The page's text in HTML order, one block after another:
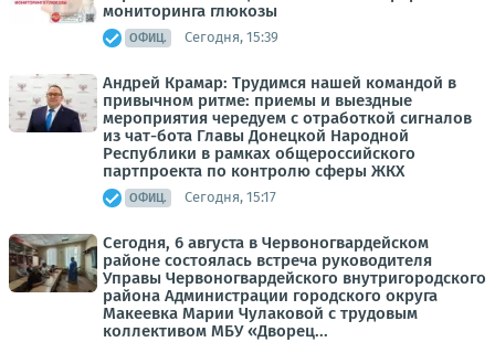
мониторинга глюкозы
ОФИЦ. Сегодня, 15:39
Андрей Крамар: Трудимся нашей командой в
привычном ритме: приемы и выездные
мероприятия чередуем с отработкой сигналов
из чат-бота Главы Донецкой Народной
Республики в рамках общероссийского
партпроекта по контролю сферы ЖКХ
ОФИЦ. Сегодня, 15:17
Сегодня, 6 августа в Червоногвардейском
районе состоялась встреча руководителя
Управы Червоногвардейского внутригородского
района Администрации городского округа
Макеевка Марии Чулаковой с трудовым
коллективом МБУ «Дворец...